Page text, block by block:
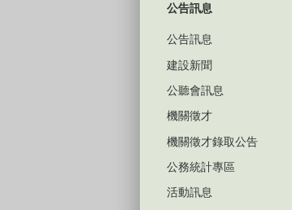
公告訊息
公告訊息
建設新聞
公聽會訊息
機關徵才
機關徵才錄取公告
公務統計專區
活動訊息